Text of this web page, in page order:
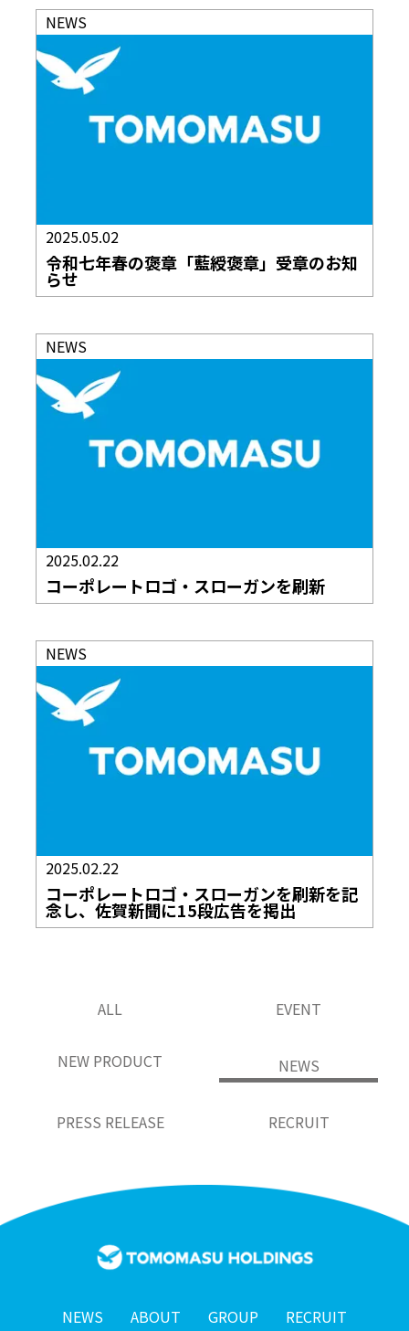
NEWS
2025.05.02
令和七年春の褒章「藍綬褒章」受章のお知
らせ
NEWS
2025.02.22
コーポレートロゴ・スローガンを刷新
NEWS
2025.02.22
コーポレートロゴ・スローガンを刷新を記
念し、佐賀新聞に15段広告を掲出
ALL EVENT
NEW PRODUCT NEWS
PRESS RELEASE RECRUIT
NEWS ABOUT GROUP RECRUIT